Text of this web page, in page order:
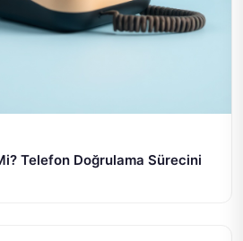
Telefon Doğrulama Sürecini